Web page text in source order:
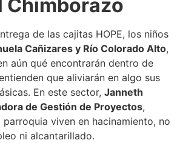
Chimborazo
de las cajitas HOPE, los niños
Cañizares y Río Colorado Alto,
aún qué encontrarán dentro de
que aliviarán en algo sus
En este sector, Janneth
de Gestión de Proyectos,
viven en hacinamiento, no
ni alcantarillado.